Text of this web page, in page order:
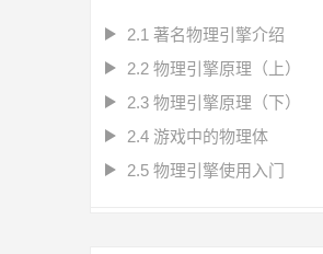
2.1 著名物理引擎介绍
2.2 物理引擎原理（上）
2.3 物理引擎原理（下）
2.4 游戏中的物理体
2.5 物理引擎使用入门